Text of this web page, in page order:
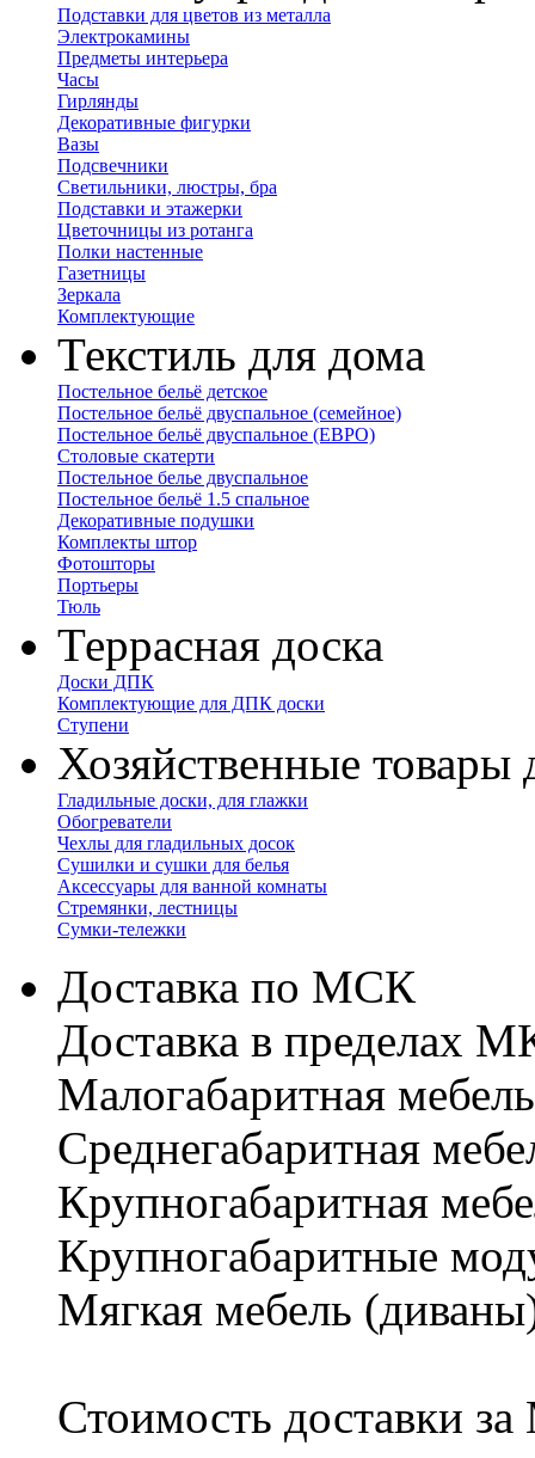
Подставки для цветов из металла
Электрокамины
Предметы интерьера
Часы
Гирлянды
Декоративные фигурки
Вазы
Подсвечники
Светильники, люстры, бра
Подставки и этажерки
Цветочницы из ротанга
Полки настенные
Газетницы
Зеркала
Комплектующие
Текстиль для дома
Постельное бельё детское
Постельное бельё двуспальное (семейное)
Постельное бельё двуспальное (ЕВРО)
Столовые скатерти
Постельное белье двуспальное
Постельное бельё 1.5 спальное
Декоративные подушки
Комплекты штор
Фотошторы
Портьеры
Тюль
Террасная доска
Доски ДПК
Комплектующие для ДПК доски
Ступени
Хозяйственные товары
Гладильные доски, для глажки
Обогреватели
Чехлы для гладильных досок
Сушилки и сушки для белья
Аксессуары для ванной комнаты
Стремянки, лестницы
Сумки-тележки
Доставка по МСК
Доставка в пределах
Малогабаритная
Cреднегабаритная
Крупногабаритная
Крупногабаритные
Мягкая мебель
Стоимость доставки